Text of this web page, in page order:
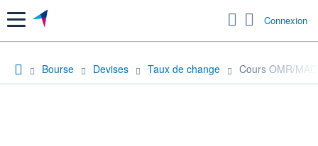
Menu Connexion
Bourse Devises Taux de change Cours OMR/